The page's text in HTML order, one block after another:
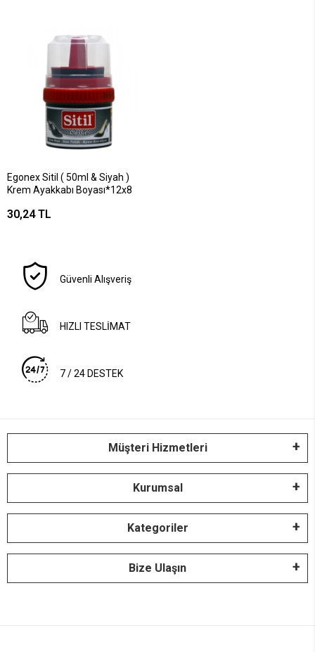
Egonex Sitil ( 50ml & Siyah )
Krem Ayakkabı Boyası*12x8
30,24 TL
Güvenli Alışveriş
HIZLI TESLİMAT
7 / 24 DESTEK
Müşteri Hizmetleri
Kurumsal
Kategoriler
Bize Ulaşın